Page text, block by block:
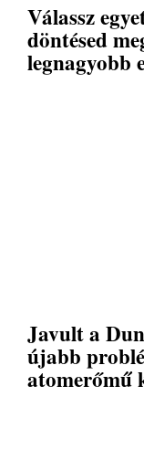
Válassz
döntésed
legnagyobb
Javult a
újabb
atomerőmű